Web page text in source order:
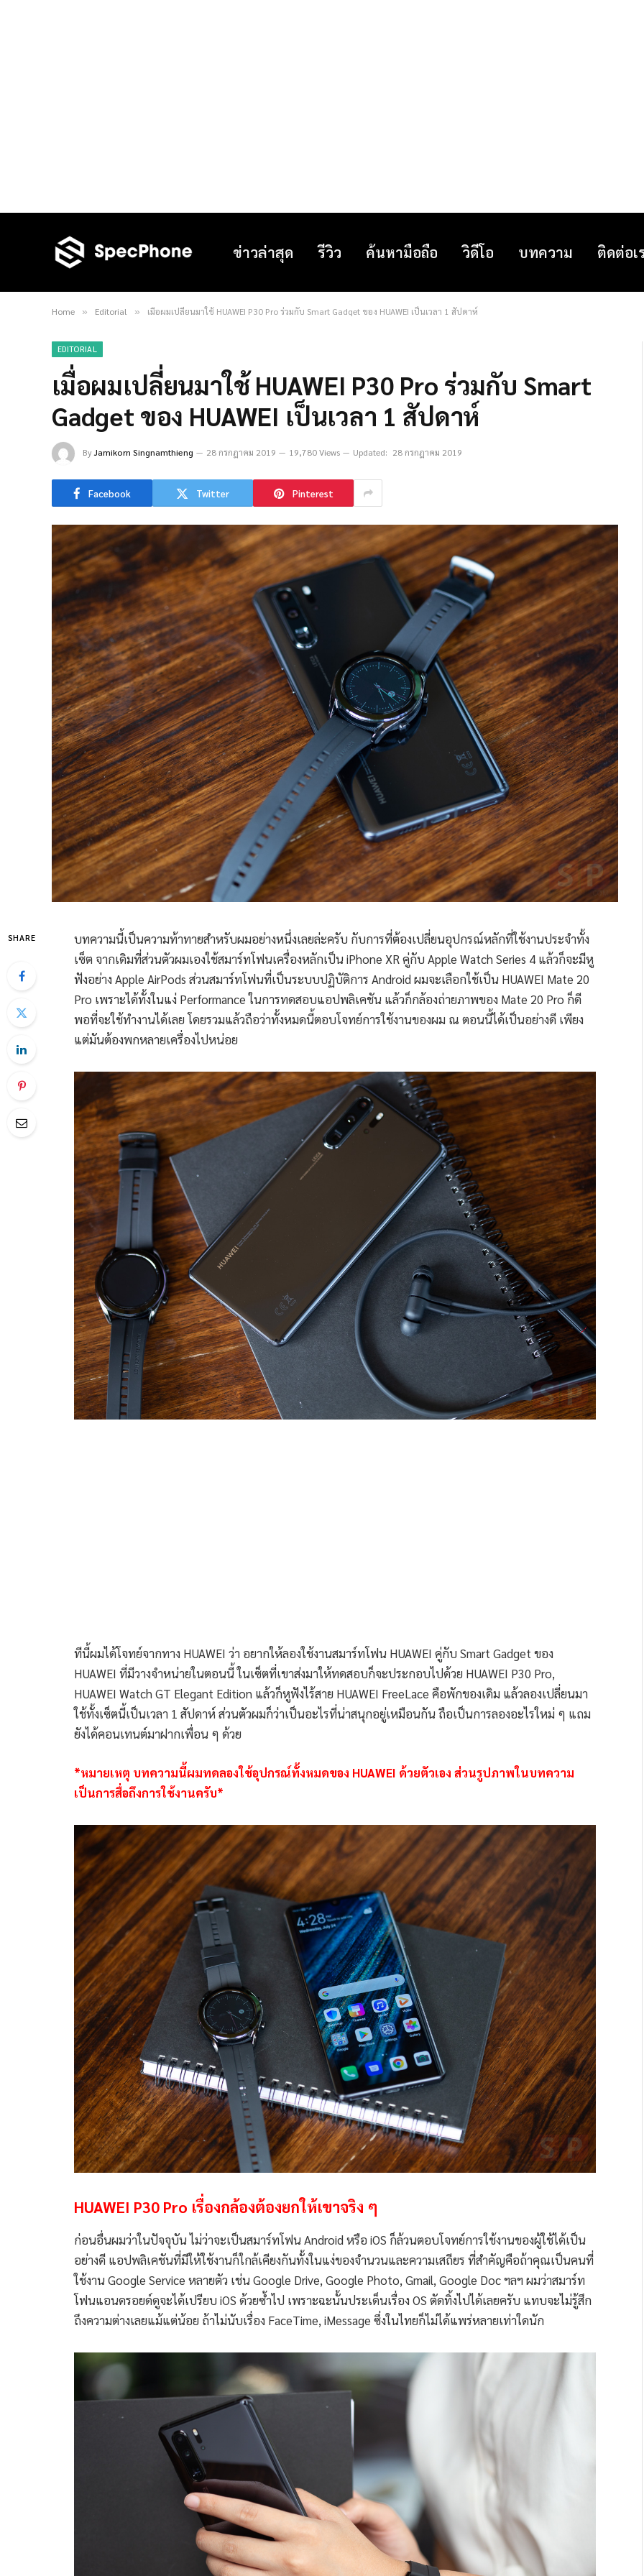
ข่าวล่าสุด รีวิว ค้นหามือถือ วิดีโอ บทความ ติดต่อเ
Home » Editorial » เมื่อผมเปลี่ยนมาใช้ HUAWEI P30 Pro ร่วมกับ Smart Gadget ของ HUAWEI เป็นเวลา 1 สัปดาห์
EDITORIAL
เมื่อผมเปลี่ยนมาใช้ HUAWEI P30 Pro ร่วมกับ Smart
Gadget ของ HUAWEI เป็นเวลา 1 สัปดาห์
ByJamikorn Singnamthieng 28 กรกฎาคม 2019 19,780 Views Updated: 28 กรกฎาคม 2019
Facebook Twitter Pinterest
SHARE
บทความนี้เป็นความท้าทายสำหรับผมอย่างหนึ่งเลยล่ะครับ กับการที่ต้องเปลี่ยนอุปกรณ์หลักที่ใช้งานประจำทั้ง
เซ็ต จากเดิมที่ส่วนตัวผมเองใช้สมาร์ทโฟนเครื่องหลักเป็น iPhone XR คู่กับ Apple Watch Series 4 แล้วก็จะมีหู
ฟังอย่าง Apple AirPods ส่วนสมาร์ทโฟนที่เป็นระบบปฏิบัติการ Android ผมจะเลือกใช้เป็น HUAWEI Mate 20
Pro เพราะได้ทั้งในแง่ Performance ในการทดสอบแอปพลิเคชัน แล้วก็กล้องถ่ายภาพของ Mate 20 Pro ก็ดี
พอที่จะใช้ทำงานได้เลย โดยรวมแล้วถือว่าทั้งหมดนี้ตอบโจทย์การใช้งานของผม ณ ตอนนี้ได้เป็นอย่างดี เพียง
แต่มันต้องพกหลายเครื่องไปหน่อย
ทีนี้ผมได้โจทย์จากทาง HUAWEI ว่า อยากให้ลองใช้งานสมาร์ทโฟน HUAWEI คู่กับ Smart Gadget ของ
HUAWEI ที่มีวางจำหน่ายในตอนนี้ ในเซ็ตที่เขาส่งมาให้ทดสอบก็จะประกอบไปด้วย HUAWEI P30 Pro,
HUAWEI Watch GT Elegant Edition แล้วก็หูฟังไร้สาย HUAWEI FreeLace คือพักของเดิม แล้วลองเปลี่ยนมา
ใช้ทั้งเซ็ตนี้เป็นเวลา 1 สัปดาห์ ส่วนตัวผมก็ว่าเป็นอะไรที่น่าสนุกอยู่เหมือนกัน ถือเป็นการลองอะไรใหม่ ๆ แถม
ยังได้คอนเทนต์มาฝากเพื่อน ๆ ด้วย
*หมายเหตุ บทความนี้ผมทดลองใช้อุปกรณ์ทั้งหมดของ HUAWEI ด้วยตัวเอง ส่วนรูปภาพในบทความ
เป็นการสื่อถึงการใช้งานครับ*
HUAWEI P30 Pro เรื่องกล้องต้องยกให้เขาจริง ๆ
ก่อนอื่นผมว่าในปัจจุบัน ไม่ว่าจะเป็นสมาร์ทโฟน Android หรือ iOS ก็ล้วนตอบโจทย์การใช้งานของผู้ใช้ได้เป็น
อย่างดี แอปพลิเคชันที่มีให้ใช้งานก็ใกล้เคียงกันทั้งในแง่ของจำนวนและความเสถียร ที่สำคัญคือถ้าคุณเป็นคนที่
ใช้งาน Google Service หลายตัว เช่น Google Drive, Google Photo, Gmail, Google Doc ฯลฯ ผมว่าสมาร์ท
โฟนแอนดรอยด์ดูจะได้เปรียบ iOS ด้วยซ้ำไป เพราะฉะนั้นประเด็นเรื่อง OS ตัดทิ้งไปได้เลยครับ แทบจะไม่รู้สึก
ถึงความต่างเลยแม้แต่น้อย ถ้าไม่นับเรื่อง FaceTime, iMessage ซึ่งในไทยก็ไม่ได้แพร่หลายเท่าใดนัก